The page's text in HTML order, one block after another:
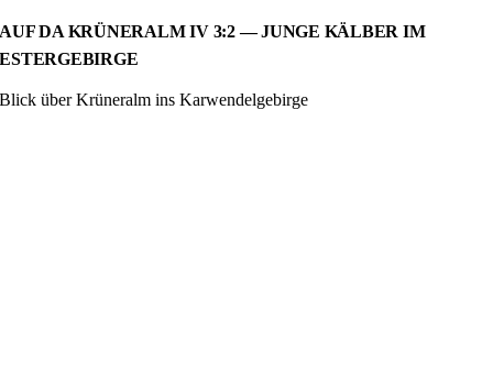
AUF DA KRÜNERALM IV 3:2 — JUNGE KÄLBER IM
ESTERGEBIRGE
Blick über Krüneralm ins Karwendelgebirge